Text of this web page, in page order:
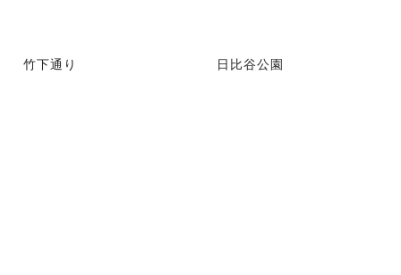
竹下通り 日比谷公園